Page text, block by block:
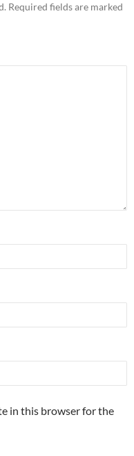
Required fields are marked
in this browser for the